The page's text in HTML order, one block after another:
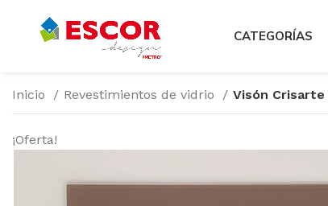
CATEGORÍAS
Inicio Revestimientos de vidrio Visón Crisarte
¡Oferta!